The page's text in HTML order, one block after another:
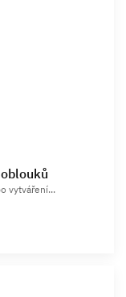
vytváření...